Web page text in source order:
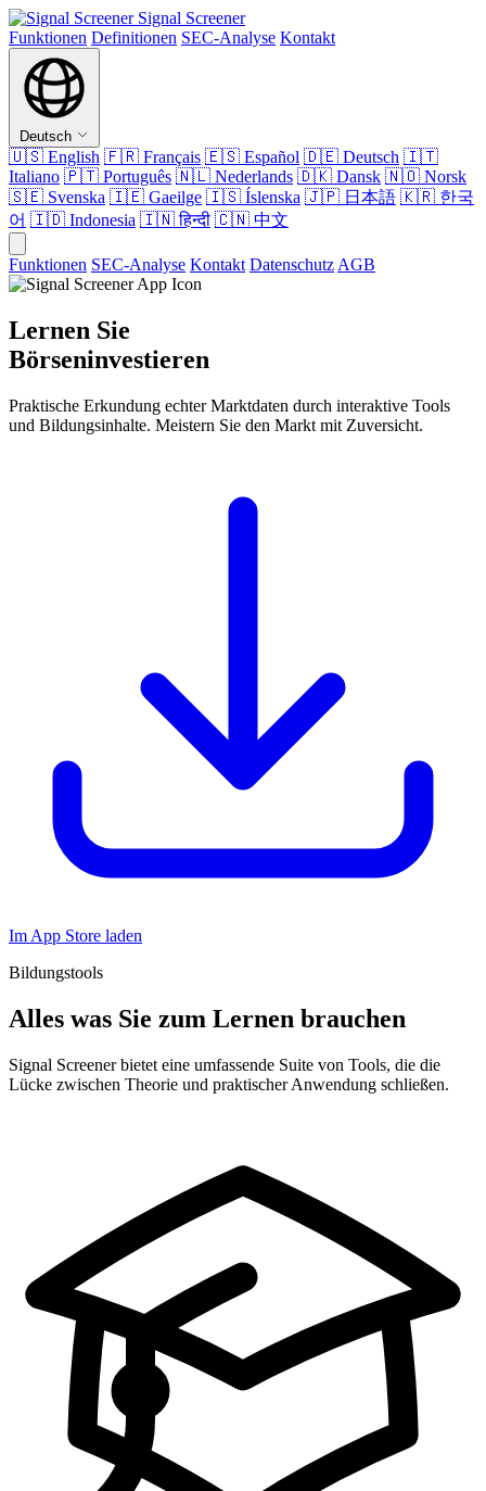
Signal Screener
Funktionen Definitionen SEC-Analyse Kontakt
Deutsch
🇺🇸 English 🇫🇷 Français 🇪🇸 Español 🇩🇪 Deutsch 🇮🇹
Italiano 🇵🇹 Português 🇳🇱 Nederlands 🇩🇰 Dansk 🇳🇴 Norsk
🇸🇪 Svenska 🇮🇪 Gaeilge 🇮🇸 Íslenska 🇯🇵 日本語 🇰🇷 한국
어 🇮🇩 Indonesia 🇮🇳हिन्दी 🇨🇳 中文
Funktionen SEC-Analyse Kontakt Datenschutz AGB
Lernen Sie
Börseninvestieren
Praktische Erkundung echter Marktdaten durch interaktive Tools
und Bildungsinhalte. Meistern Sie den Markt mit Zuversicht.
Im App Store laden
Bildungstools
Alles was Sie zum Lernen brauchen
Signal Screener bietet eine umfassende Suite von Tools, die die
Lücke zwischen Theorie und praktischer Anwendung schließen.